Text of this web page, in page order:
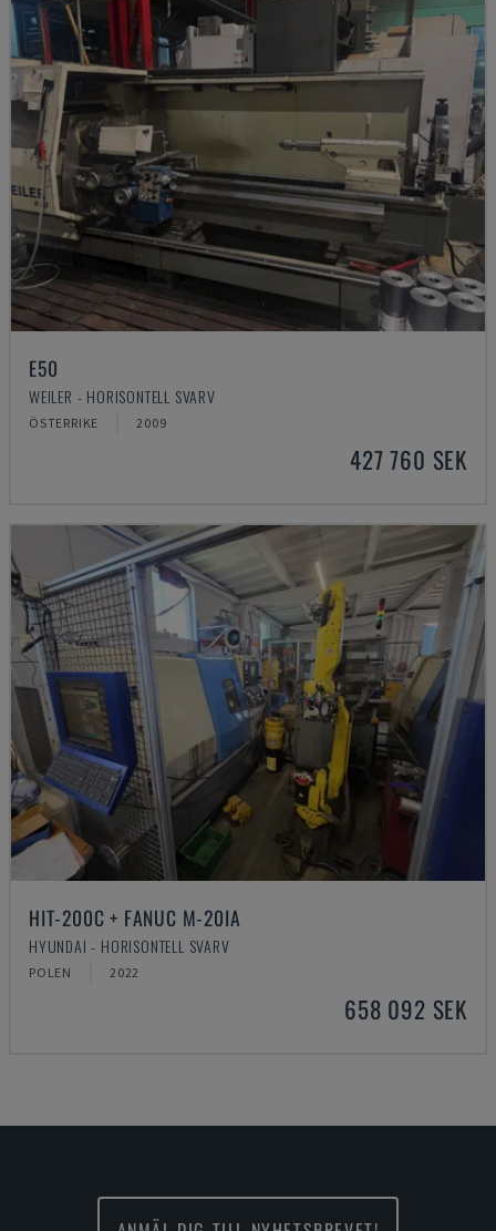
E50
WEILER - HORISONTELL SVARV
ÖSTERRIKE 2009
427 760 SEK
HIT-200C + FANUC M-20IA
HYUNDAI - HORISONTELL SVARV
POLEN 2022
658 092 SEK